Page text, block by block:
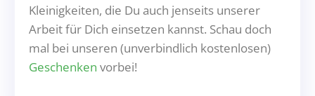
Kleinigkeiten, die Du auch jenseits unserer
Arbeit für Dich einsetzen kannst. Schau doch
mal bei unseren (unverbindlich kostenlosen)
Geschenken vorbei!